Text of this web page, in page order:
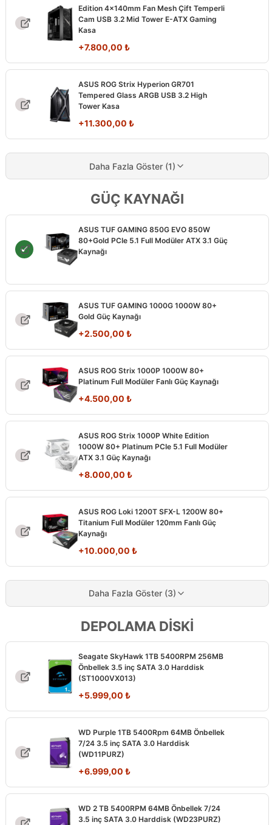
Edition 4x140mm Fan Mesh Çift Temperli
Cam USB 3.2 Mid Tower E-ATX Gaming
Kasa
+7.800,00 ₺
ASUS ROG Strix Hyperion GR701
Tempered Glass ARGB USB 3.2 High
Tower Kasa
+11.300,00 ₺
Daha Fazla Göster (1)
GÜÇ KAYNAĞI
ASUS TUF GAMING 850G EVO 850W
80+Gold PCIe 5.1 Full Modüler ATX 3.1 Güç
Kaynağı
ASUS TUF GAMING 1000G 1000W 80+
Gold Güç Kaynağı
+2.500,00 ₺
ASUS ROG Strix 1000P 1000W 80+
Platinum Full Modüler Fanlı Güç Kaynağı
+4.500,00 ₺
ASUS ROG Strix 1000P White Edition
1000W 80+ Platinum PCIe 5.1 Full Modüler
ATX 3.1 Güç Kaynağı
+8.000,00 ₺
ASUS ROG Loki 1200T SFX-L 1200W 80+
Titanium Full Modüler 120mm Fanlı Güç
Kaynağı
+10.000,00 ₺
Daha Fazla Göster (3)
DEPOLAMA DİSKİ
Seagate SkyHawk 1TB 5400RPM 256MB
Önbellek 3.5 inç SATA 3.0 Harddisk
(ST1000VX013)
+5.999,00 ₺
WD Purple 1TB 5400Rpm 64MB Önbellek
7/24 3.5 inç SATA 3.0 Harddisk
(WD11PURZ)
+6.999,00 ₺
WD 2 TB 5400RPM 64MB Önbellek 7/24
3.5 inç SATA 3.0 Harddisk (WD23PURZ)